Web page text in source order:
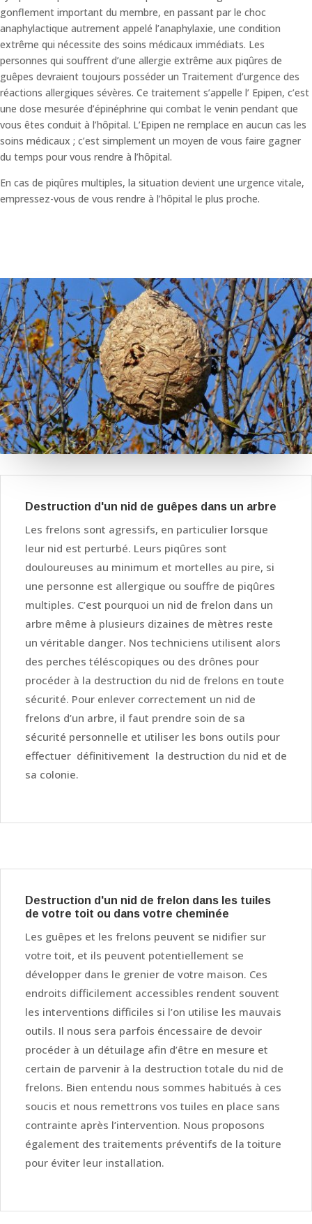
gonflement important du membre, en passant par le choc
anaphylactique autrement appelé l’anaphylaxie, une condition
extrême qui nécessite des soins médicaux immédiats. Les
personnes qui souffrent d’une allergie extrême aux piqûres de
guêpes devraient toujours posséder un Traitement d’urgence des
réactions allergiques sévères. Ce traitement s’appelle l’ Epipen, c’est
une dose mesurée d’épinéphrine qui combat le venin pendant que
vous êtes conduit à l’hôpital. L’Epipen ne remplace en aucun cas les
soins médicaux ; c’est simplement un moyen de vous faire gagner
du temps pour vous rendre à l’hôpital.
En cas de piqûres multiples, la situation devient une urgence vitale,
empressez-vous de vous rendre à l’hôpital le plus proche.
Destruction d'un nid de guêpes dans un arbre
Les frelons sont agressifs, en particulier lorsque
leur nid est perturbé. Leurs piqûres sont
douloureuses au minimum et mortelles au pire, si
une personne est allergique ou souffre de piqûres
multiples. C’est pourquoi un nid de frelon dans un
arbre même à plusieurs dizaines de mètres reste
un véritable danger. Nos techniciens utilisent alors
des perches téléscopiques ou des drônes pour
procéder à la destruction du nid de frelons en toute
sécurité. Pour enlever correctement un nid de
frelons d’un arbre, il faut prendre soin de sa
sécurité personnelle et utiliser les bons outils pour
effectuer définitivement la destruction du nid et de
sa colonie.
Destruction d'un nid de frelon dans les tuiles
de votre toit ou dans votre cheminée
Les guêpes et les frelons peuvent se nidifier sur
votre toit, et ils peuvent potentiellement se
développer dans le grenier de votre maison. Ces
endroits difficilement accessibles rendent souvent
les interventions difficiles si l’on utilise les mauvais
outils. Il nous sera parfois éncessaire de devoir
procéder à un détuilage afin d’être en mesure et
certain de parvenir à la destruction totale du nid de
frelons. Bien entendu nous sommes habitués à ces
soucis et nous remettrons vos tuiles en place sans
contrainte après l’intervention. Nous proposons
également des traitements préventifs de la toiture
pour éviter leur installation.